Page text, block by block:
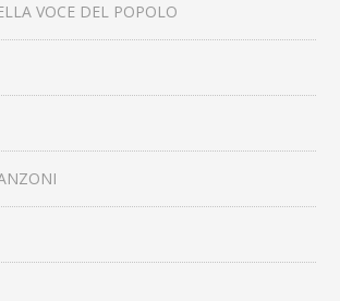
VOCE DEL POPOLO